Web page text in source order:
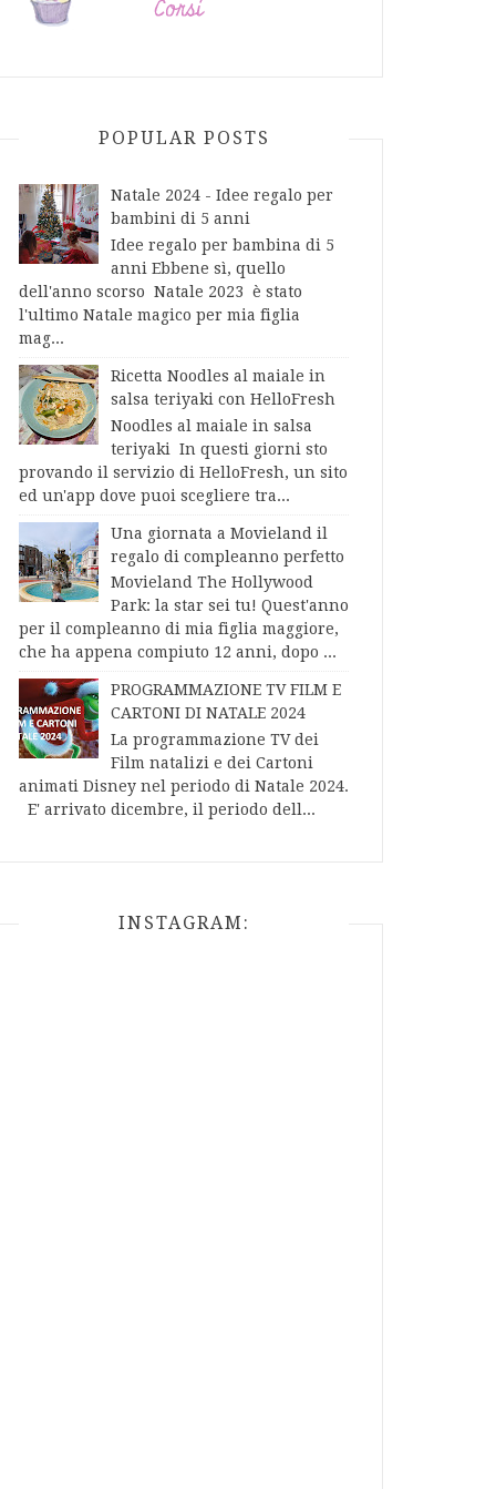
POPULAR POSTS
Natale 2024 - Idee regalo per
bambini di 5 anni
Idee regalo per bambina di 5
anni Ebbene sì, quello
dell'anno scorso Natale 2023 è stato
l'ultimo Natale magico per mia figlia
mag...
Ricetta Noodles al maiale in
salsa teriyaki con HelloFresh
Noodles al maiale in salsa
teriyaki In questi giorni sto
provando il servizio di HelloFresh, un sito
ed un'app dove puoi scegliere tra...
Una giornata a Movieland il
regalo di compleanno perfetto
Movieland The Hollywood
Park: la star sei tu! Quest'anno
per il compleanno di mia figlia maggiore,
che ha appena compiuto 12 anni, dopo ...
PROGRAMMAZIONE TV FILM E
CARTONI DI NATALE 2024
La programmazione TV dei
Film natalizi e dei Cartoni
animati Disney nel periodo di Natale 2024.
E' arrivato dicembre, il periodo dell...
INSTAGRAM: